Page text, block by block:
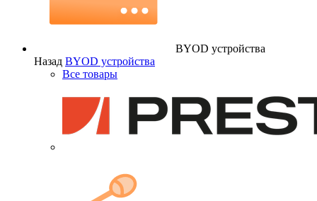
BYOD устройства
Назад BYOD устройства
Все товары